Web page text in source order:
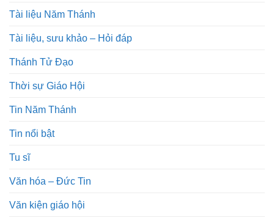
Tài liệu Năm Thánh
Tài liệu, sưu khảo – Hỏi đáp
Thánh Tử Đạo
Thời sự Giáo Hội
Tin Năm Thánh
Tin nổi bật
Tu sĩ
Văn hóa – Đức Tin
Văn kiện giáo hội